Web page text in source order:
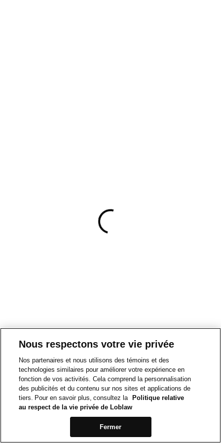
Nous respectons votre vie privée
Nos partenaires et nous utilisons des témoins et des
technologies similaires pour améliorer votre expérience en
fonction de vos activités. Cela comprend la personnalisation
des publicités et du contenu sur nos sites et applications de
tiers. Pour en savoir plus, consultez la
Politique relative
au respect de la vie privée de Loblaw
Fermer